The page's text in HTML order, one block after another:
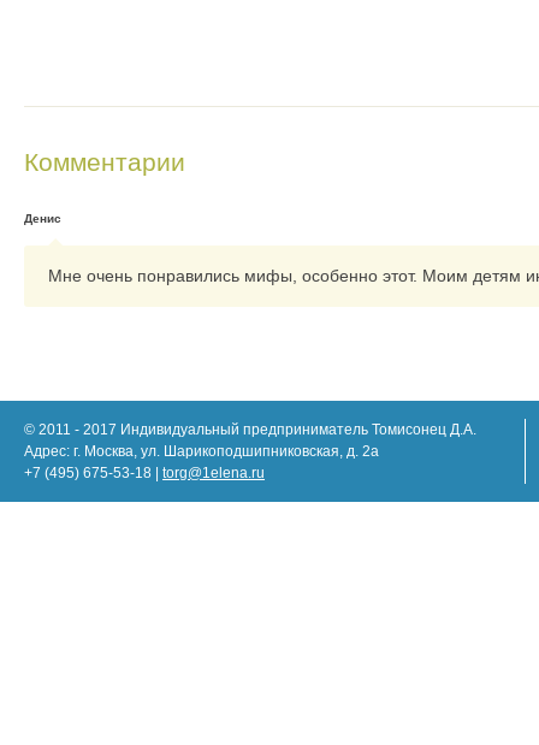
Комментарии
Денис
Мне очень понравились мифы, особенно этот. Моим детям
© 2011 - 2017 Индивидуальный предприниматель Томисонец Д.А.
Адрес: г. Москва, ул. Шарикоподшипниковская, д. 2а
+7 (495) 675-53-18 | torg@1elena.ru